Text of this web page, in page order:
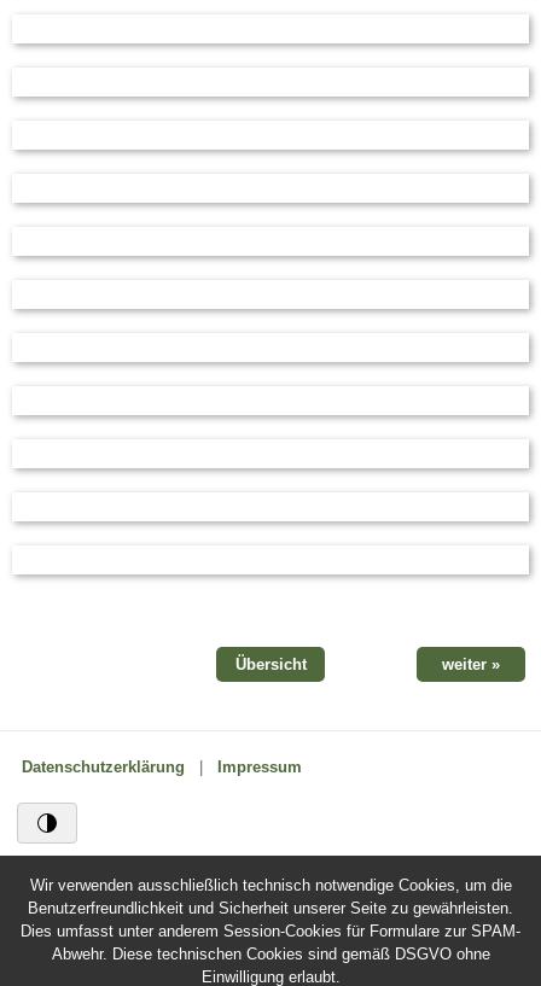
weiter »
Übersicht
Datenschutzerklärung Impressum
Wir verwenden ausschließlich technisch notwendige Cookies, um die
Benutzerfreundlichkeit und Sicherheit unserer Seite zu gewährleisten.
Dies umfasst unter anderem Session-Cookies für Formulare zur SPAM-
Abwehr. Diese technischen Cookies sind gemäß DSGVO ohne
Einwilligung erlaubt.